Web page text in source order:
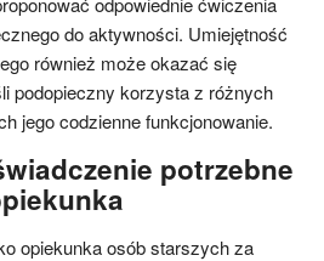
do aktywności. Umiejętność
również może okazać się
podopieczny korzysta z różnych
jego codzienne funkcjonowanie.
potrzebne
opiekunka osób starszych za